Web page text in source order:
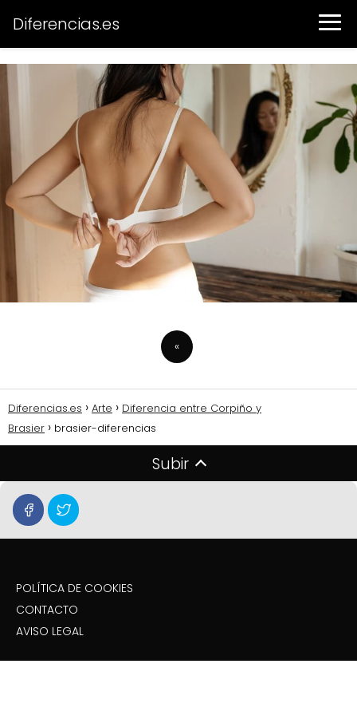
Diferencias.es
«
Diferencias.es Arte
Diferencia entre Corpiño y
Brasier
brasier-diferencias
Subir
POLÍTICA DE COOKIES
CONTACTO
AVISO LEGAL